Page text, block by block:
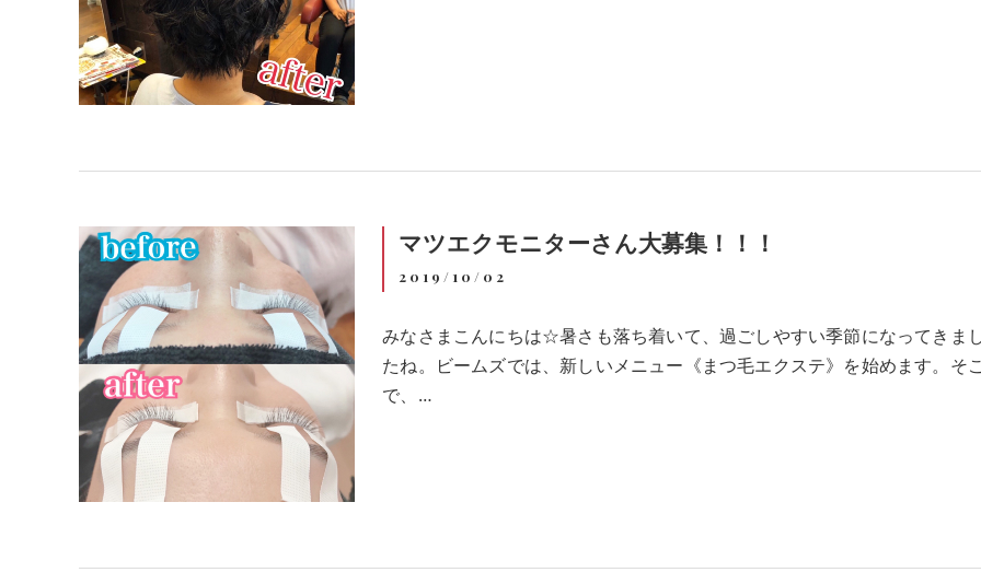
マツエクモニターさん大募集！！！
2019/10/02
みなさまこんにちは☆暑さも落ち着いて、過ごしやすい季節になってきま
たね。ビームズでは、新しいメニュー《まつ毛エクステ》を始めます。そ
で、…